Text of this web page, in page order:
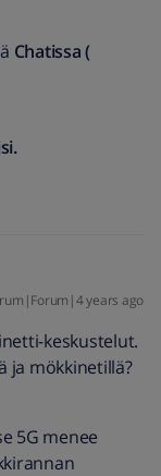
Chatissa (
years ago
keskustelut.
ja mökkinetillä?
5G menee